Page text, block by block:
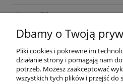
Kurier UPS
Odbiór osobisty (odbiór w
Pomoc
Dbamy o Twoją
Pliki cookies i pokrewne im
działanie strony i pomagają nam
potrzeb. Możesz zaakceptować
wszystkich tych plików i przejść do